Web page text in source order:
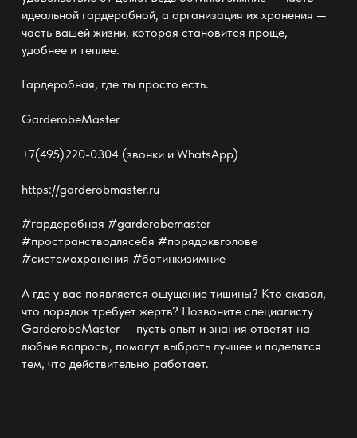
идеальной гардеробной, а организация их хранения —
часть вашей жизни, которая становится проще,
удобнее и теплее.
Гардеробная, где ты просто есть.
GarderobeMaster
+7(495)220-0304 (звонки и WhatsApp)
https://garderobmaster.ru
#гардеробная #garderobemaster
#пространстводлясебя #порядоквголове
#системахранения #ботинкизимние
А где у вас появляется ощущение тишины? Кто сказал,
что порядок требует жертв? Позвоните специалисту
GarderobeMaster— пусть опыт и знания ответят на
любые вопросы, помогут выбрать лучшее и поделятся
тем, что действительно работает.